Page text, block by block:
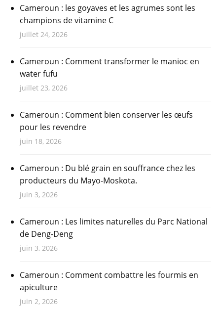
Cameroun : les goyaves et les agrumes sont les
champions de vitamine C
juillet 24, 2026
Cameroun : Comment transformer le manioc en
water fufu
juillet 23, 2026
Cameroun : Comment bien conserver les œufs
pour les revendre
juin 18, 2026
Cameroun : Du blé grain en souffrance chez les
producteurs du Mayo-Moskota.
juin 3, 2026
Cameroun : Les limites naturelles du Parc National
de Deng-Deng
juin 3, 2026
Cameroun : Comment combattre les fourmis en
apiculture
juin 2, 2026